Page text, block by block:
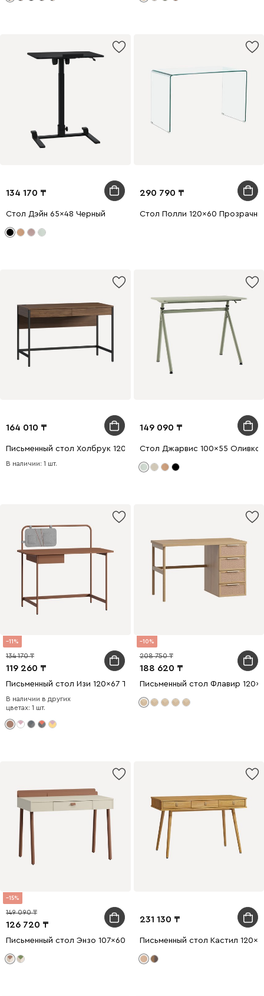
134 170
Стол Дэйн 65x48 Черный
290 790
Стол Полли 120x60
164 010
Письменный стол Холбрук 120x60 Древесный темный/Черный
В наличии: 1 шт.
149 090
Стол Джарвис 100x55
11
119 260
134 170
Письменный стол Изи 120x67 Терракотовый
В наличии в других
цветах: 1 шт.
10
188 620
208 750
Письменный стол Флавир
15
126 720
149 090
Письменный стол Энзо 107x60 Светло-бежевый/Терракотовый
231 130
Письменный стол Кастил